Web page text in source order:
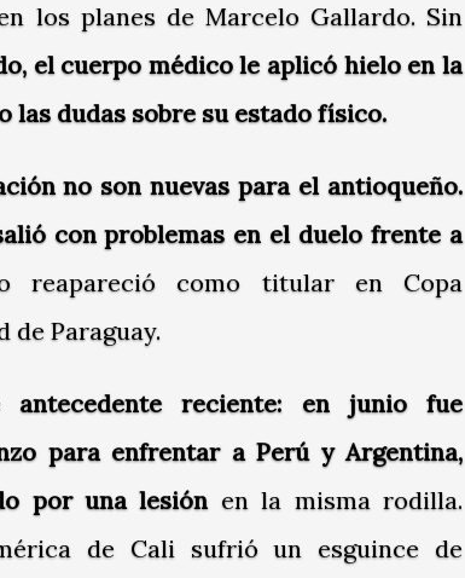
los planes de Marcelo Gallardo. Sin
el cuerpo médico le aplicó hielo en la
las dudas sobre su estado físico.
no son nuevas para el antioqueño.
con problemas en el duelo frente a
reapareció como titular en Copa
Paraguay.
reciente: en junio fue
para enfrentar a Perú y Argentina,
por una lesión en la misma rodilla.
de Cali sufrió un esguince de